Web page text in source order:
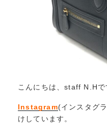
こんにちは、staff N.Hで
Instagram(インスタグ
けしています。